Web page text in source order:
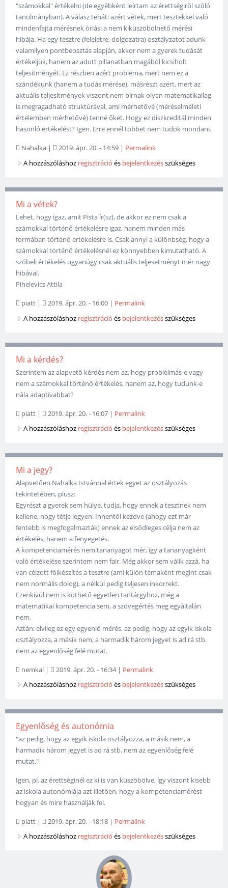
"számokkal" értékelni (de egyébként leírtam az érettségiről szóló
tanulmányban). A válasz tehát: azért vétek, mert tesztekkel való
mindenfajta mérésnek óriási a nem kiküszöbölhető mérési
hibája. Ha egy tesztre (feleletre, dolgozatra) osztályzatot adunk
valamilyen pontbeosztás alapján, akkor nem a gyerek tudását
értékeljük, hanem az adott pillanatban magából kicsiholt
teljesítményét. Ez részben azért probléma, mert nem ez a
szándékunk (hanem a tudás mérése), másrészt azért, mert az
aktuális teljesítmények viszont nem bírnak olyan matematikailag
is megragadható struktúrával, ami mérhetővé (méréselméleti
értelemben mérhetővé) tenné őket. Hogy ez diszkreditál minden
hasonló értékelést? Igen. Erre ennél többet nem tudok mondani.
Nahalka | 2019. ápr. 20. - 14:59 | Permalink
A hozzászóláshoz regisztráció és bejelentkezésszükséges
Mi a vétek?
Lehet, hogy igaz, amit Pista ír(sz), de akkor ez nem csak a
számokkal történő értékelésre igaz, hanem minden más
formában történő értékelésre is. Csak annyi a különbség, hogy a
számokkal történő értékelésnél ez könnyebben kimutatható. A
szóbeli értékelés ugyanúgy csak aktuális teljesetményt mér nagy
hibával.
Pihelevics Attila
piatt | 2019. ápr. 20. - 16:00 | Permalink
A hozzászóláshoz regisztráció és bejelentkezésszükséges
Mi a kérdés?
Szerintem az alapvető kérdés nem az, hogy problélmás-e vagy
nem a számokkal történő értékelés, hanem az, hogy tudunk-e
nála adaptívabbat?
piatt | 2019. ápr. 20. - 16:07 | Permalink
A hozzászóláshoz regisztráció és bejelentkezésszükséges
Mi a jegy?
Alapvetően Nahalka Istvánnal értek egyet az osztályozás
tekintetében, plusz:
Egyrészt a gyerek sem hülye, tudja, hogy ennek a tesztnek nem
kellene, hogy tétje legyen. Innentől kezdve (ahogy ezt már
fentebb is megfogalmazták) ennek az elsődleges célja nem az
értékelés, hanem a fenyegetés.
A kompetenciamérés nem tananyagot mér, így a tananyagként
való értékelése szerintem nem fair. Még akkor sem válik azzá, ha
van célzott fölkészítés a tesztre (ami külön témaként megint csak
nem normális dolog), a nélkül pedig teljesen inkorrekt.
Ezenkívül nem is köthető egyetlen tantárgyhoz, még a
matematikai kompetencia sem, a szövegértés meg egyáltalán
nem.
Aztán: elvileg ez egy egyenlő mérés, az pedig, hogy az egyik iskola
osztályozza, a másik nem, a harmadik három jegyet is ad rá stb.
nem az egyenlőség felé mutat.
nemkal | 2019. ápr. 20. - 16:34| Permalink
A hozzászóláshoz regisztráció és bejelentkezésszükséges
Egyenlőség és autonómia
"az pedig, hogy az egyik iskola osztályozza, a másik nem, a
harmadik három jegyet is ad rá stb. nem az egyenlőség felé
mutat."
Igen, pl. az érettséginél ez ki is van küszöbölve, így viszont kisebb
az iskola autonómiája azt illetően, hogy a kompetenciamérést
hogyan és mire használják fel.
piatt | 2019. ápr. 20. - 18:18 | Permalink
A hozzászóláshoz regisztráció és bejelentkezésszükséges